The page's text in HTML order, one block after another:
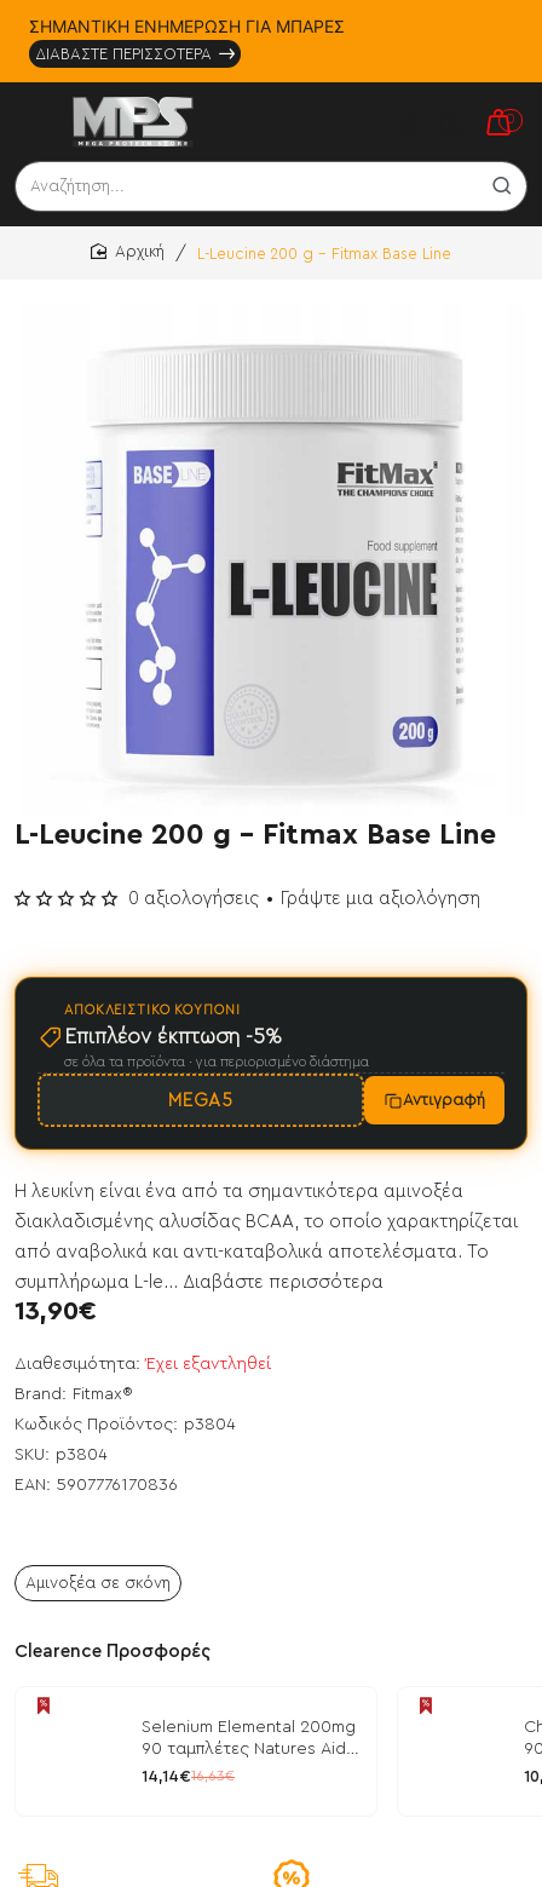
ΣΗΜΑΝΤΙΚΗ ΕΝΗΜΕΡΩΣΗ ΓΙΑ ΜΠΑΡΕΣ
ΔΙΑΒΑΣΤΕ ΠΕΡΙΣΣΟΤΕΡΑ
0
Αναζήτηση...
L-Leucine 200 g - Fitmax Base Line
Έχει εξαντληθεί
L-Leucine 200 g - Fitmax Base Line
Διαθεσιμότητα: Έχει εξαντληθεί
Brand: Fitmax®
Κωδικός Προϊόντος: p3804
SKU: p3804
EAN: 5907776170836
0 αξιολογήσεις • Γράψτε μια αξιολόγηση
13,90€
ΑΠΟΚΛΕΙΣΤΙΚΌ ΚΟΥΠΌΝΙ
Επιπλέον έκπτωση -5%
σε όλα τα προϊόντα · για περιορισμένο διάστημα
MEGA5 Αντιγραφή
Η λευκίνη είναι ένα από τα σημαντικότερα αμινοξέα
διακλαδισμένης αλυσίδας BCAA, το οποίο χαρακτηρίζεται
από αναβολικά και αντι-καταβολικά αποτελέσματα. Το
συμπλήρωμα L-le... Διαβάστε περισσότερα
Αμινοξέα σε σκόνη
Clearence Προσφορές
Selenium Elemental 200mg
90 ταμπλέτες Natures Aid
/ Μέταλλα
14,14€16,63€
/